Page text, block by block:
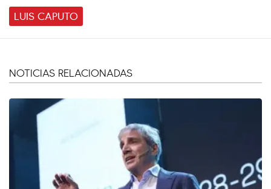
LUIS CAPUTO
NOTICIAS RELACIONADAS